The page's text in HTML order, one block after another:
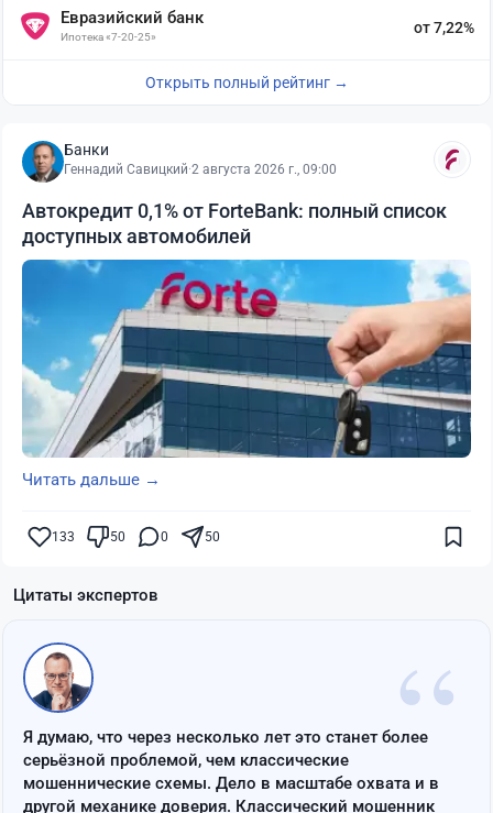
Евразийский банк
Ипотека «7-20-25»
от 7,22%
Открыть полный рейтинг →
Банки
Геннадий Савицкий·2 августа 2026 г., 09:00
Автокредит 0,1% от ForteBank: полный список
доступных автомобилей
Читать дальше →
133 50 0 50
Цитаты экспертов
“
Я думаю, что через несколько лет это станет более
серьёзной проблемой, чем классические
мошеннические схемы. Дело в масштабе охвата и в
другой механике доверия. Классический мошенник